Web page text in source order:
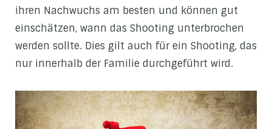
ihren Nachwuchs am besten und können gut
einschätzen, wann das Shooting unterbrochen
werden sollte. Dies gilt auch für ein Shooting, das
nur innerhalb der Familie durchgeführt wird.